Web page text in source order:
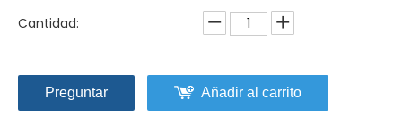
Cantidad:
Preguntar Añadir al carrito